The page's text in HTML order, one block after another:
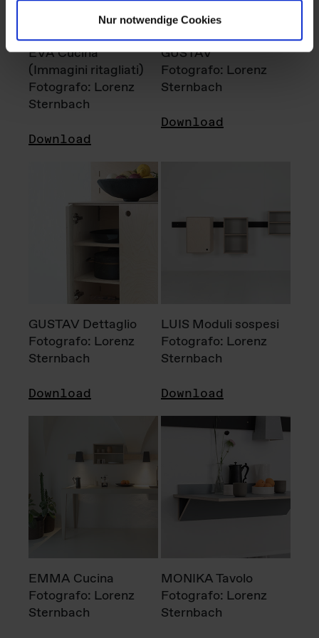
Nur notwendige Cookies
EVA Cucina
(Immagini ritagliati)
Fotografo: Lorenz
Sternbach
Download
GUSTAV
Fotografo: Lorenz
Sternbach
Download
GUSTAV Dettaglio
Fotografo: Lorenz
Sternbach
Download
LUIS Moduli sospesi
Fotografo: Lorenz
Sternbach
Download
EMMA Cucina
Fotografo: Lorenz
Sternbach
MONIKA Tavolo
Fotografo: Lorenz
Sternbach